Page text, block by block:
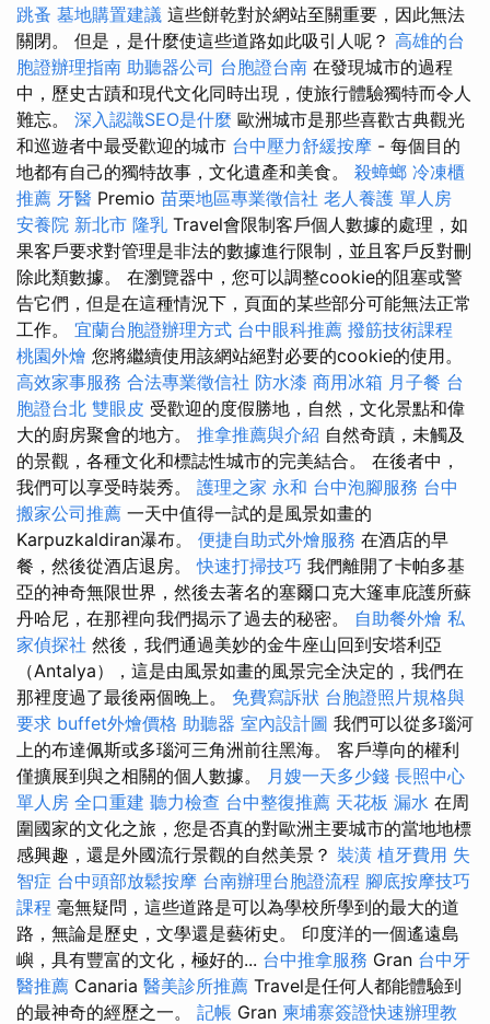
跳蚤 墓地購置建議 這些餅乾對於網站至關重要，因此無法
關閉。 但是，是什麼使這些道路如此吸引人呢？ 高雄的台
胞證辦理指南 助聽器公司 台胞證台南 在發現城市的過程
中，歷史古蹟和現代文化同時出現，使旅行體驗獨特而令人
難忘。 深入認識SEO是什麼 歐洲城市是那些喜歡古典觀光
和巡遊者中最受歡迎的城市 台中壓力舒緩按摩 - 每個目的
地都有自己的獨特故事，文化遺產和美食。 殺蟑螂 冷凍櫃
推薦 牙醫 Premio 苗栗地區專業徵信社 老人養護 單人房
安養院 新北市 隆乳 Travel會限制客戶個人數據的處理，如
果客戶要求對管理是非法的數據進行限制，並且客戶反對刪
除此類數據。 在瀏覽器中，您可以調整cookie的阻塞或警
告它們，但是在這種情況下，頁面的某些部分可能無法正常
工作。 宜蘭台胞證辦理方式 台中眼科推薦 撥筋技術課程
桃園外燴 您將繼續使用該網站絕對必要的cookie的使用。
高效家事服務 合法專業徵信社 防水漆 商用冰箱 月子餐 台
胞證台北 雙眼皮 受歡迎的度假勝地，自然，文化景點和偉
大的廚房聚會的地方。 推拿推薦與介紹 自然奇蹟，未觸及
的景觀，各種文化和標誌性城市的完美結合。 在後者中，
我們可以享受時裝秀。 護理之家 永和 台中泡腳服務 台中
搬家公司推薦 一天中值得一試的是風景如畫的
Karpuzkaldiran瀑布。 便捷自助式外燴服務 在酒店的早
餐，然後從酒店退房。快速打掃技巧 我們離開了卡帕多基
亞的神奇無限世界，然後去著名的塞爾口克大篷車庇護所蘇
丹哈尼，在那裡向我們揭示了過去的秘密。 自助餐外燴 私
家偵探社 然後，我們通過美妙的金牛座山回到安塔利亞
（Antalya），這是由風景如畫的風景完全決定的，我們在
那裡度過了最後兩個晚上。 免費寫訴狀 台胞證照片規格與
要求 buffet外燴價格 助聽器 室內設計圖 我們可以從多瑙河
上的布達佩斯或多瑙河三角洲前往黑海。 客戶導向的權利
僅擴展到與之相關的個人數據。 月嫂一天多少錢 長照中心
單人房 全口重建 聽力檢查 台中整復推薦 天花板 漏水 在周
圍國家的文化之旅，您是否真的對歐洲主要城市的當地地標
感興趣，還是外國流行景觀的自然美景？ 裝潢 植牙費用 失
智症 台中頭部放鬆按摩 台南辦理台胞證流程 腳底按摩技巧
課程 毫無疑問，這些道路是可以為學校所學到的最大的道
路，無論是歷史，文學還是藝術史。 印度洋的一個遙遠島
嶼，具有豐富的文化，極好的... 台中推拿服務 Gran 台中牙
醫推薦 Canaria 醫美診所推薦 Travel是任何人都能體驗到
的最神奇的經歷之一。 記帳 Gran 柬埔寨簽證快速辦理教